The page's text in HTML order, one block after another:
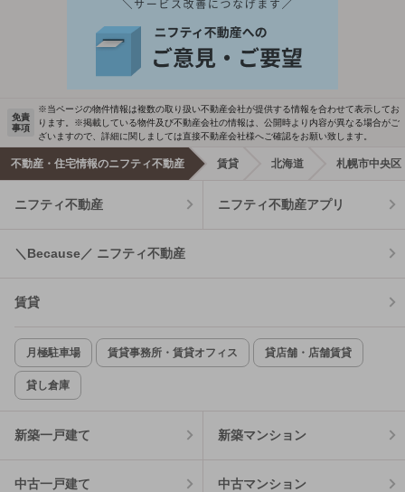
免責
事項
※当ページの物件情報は複数の取り扱い不動産会社が提供する情報を合わせて表示してお
ります。※掲載している物件及び不動産会社の情報は、公開時より内容が異なる場合がご
ざいますので、詳細に関しましては直接不動産会社様へご確認をお願い致します。
不動産・住宅情報のニフティ不動産 賃貸 北海道 札幌市中央区
ニフティ不動産 ニフティ不動産アプリ
＼Because／ ニフティ不動産
賃貸
月極駐車場 賃貸事務所・賃貸オフィス 貸店舗・店舗賃貸
貸し倉庫
新築一戸建て 新築マンション
中古一戸建て 中古マンション